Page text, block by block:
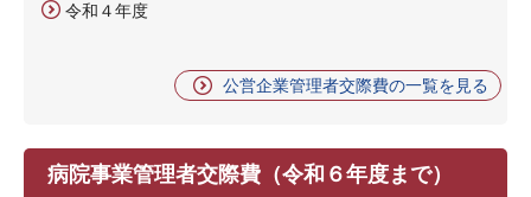
令和４年度
公営企業管理者交際費の一覧を見る
病院事業管理者交際費（令和６年度まで）